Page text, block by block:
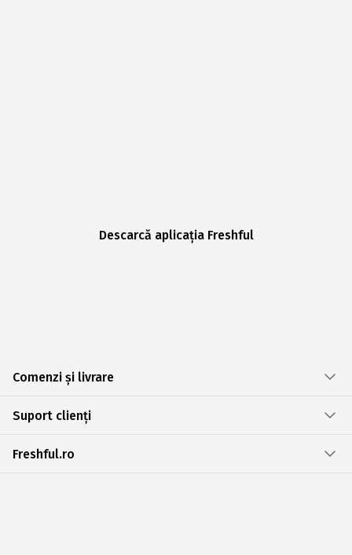
Descarcă aplicația Freshful
Comenzi și livrare
Suport clienți
Freshful.ro